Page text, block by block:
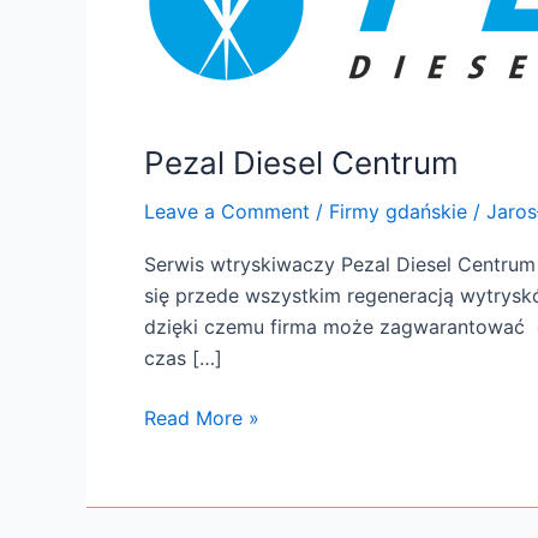
Pezal Diesel Centrum
Leave a Comment / Firmy gdańskie /
Serwis wtryskiwaczy Pezal Diesel
się przede wszystkim regeneracją
dzięki czemu firma może zagwarantować
czas […]
Read More »